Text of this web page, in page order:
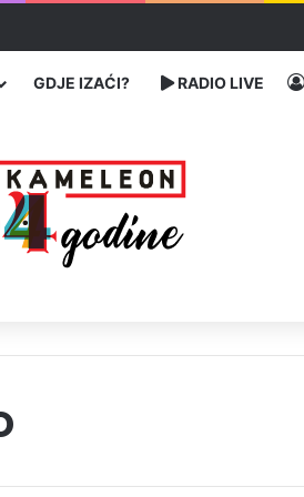
centar Srebrenica
GDJE IZAĆI? RADIO LIVE